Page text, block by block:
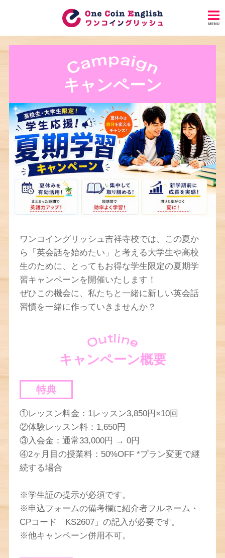
キャンペーン
ワンコイングリッシュ吉祥寺校では、この夏か
ら「英会話を始めたい」と考える大学生や高校
生のために、とってもお得な学生限定の夏期学
習キャンペーンを開催いたします！
ぜひこの機会に、私たちと一緒に新しい英会話
習慣を一緒に作っていきませんか？
キャンペーン概要
特典
①レッスン料金：1レッスン3,850円×10回
②体験レッスン料：1,650円
③入会金：通常33,000円 → 0円
④2ヶ月目の授業料：50%OFF *プラン変更で継
続する場合
※学生証の提示が必須です。
※申込フォームの備考欄に紹介者フルネーム・
CPコード「KS2607」の記入が必要です。
※他キャンペーン併用不可。